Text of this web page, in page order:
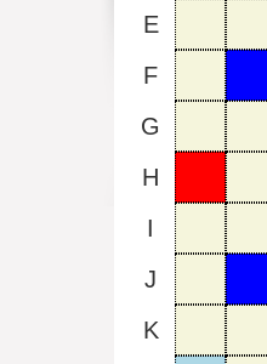
E
F
G
H
I
J
K